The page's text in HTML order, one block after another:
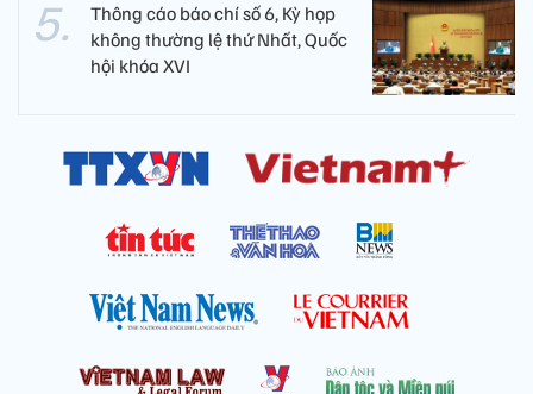
Thông cáo báo chí số 6, Kỳ họp
không thường lệ thứ Nhất, Quốc
hội khóa XVI